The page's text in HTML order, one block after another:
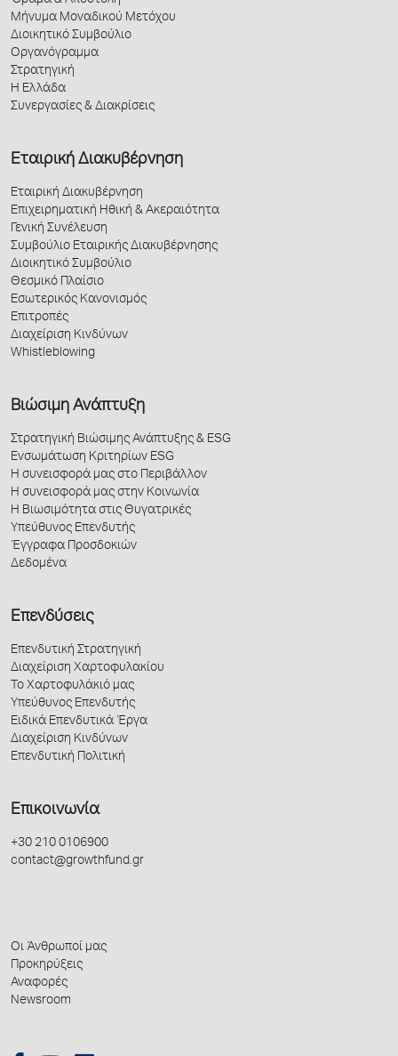
Μήνυμα Μοναδικού Μετόχου
Διοικητικό Συμβούλιο
Οργανόγραμμα
Στρατηγική
Η Ελλάδα
Συνεργασίες & Διακρίσεις
Εταιρική Διακυβέρνηση
Εταιρική Διακυβέρνηση
Επιχειρηματική Ηθική & Ακεραιότητα
Γενική Συνέλευση
Συμβούλιο Εταιρικής Διακυβέρνησης
Διοικητικό Συμβούλιο
Θεσμικό Πλαίσιο
Εσωτερικός Κανονισμός
Επιτροπές
Διαχείριση Κινδύνων
Whistleblowing
Βιώσιμη Ανάπτυξη
Στρατηγική Βιώσιμης Ανάπτυξης & ESG
Ενσωμάτωση Κριτηρίων ESG
Η συνεισφορά μας στο Περιβάλλον
Η συνεισφορά μας στην Κοινωνία
Η Βιωσιμότητα στις Θυγατρικές
Υπεύθυνος Επενδυτής
Έγγραφα Προσδοκιών
Δεδομένα
Επενδύσεις
Επενδυτική Στρατηγική
Διαχείριση Χαρτοφυλακίου
Το Χαρτοφυλάκιό μας
Υπεύθυνος Επενδυτής
Ειδικά Επενδυτικά Έργα
Διαχείριση Κινδύνων
Επενδυτική Πολιτική
Επικοινωνία
+30 210 0106900
contact@growthfund.gr
Οι Άνθρωποί μας
Προκηρύξεις
Αναφορές
Newsroom